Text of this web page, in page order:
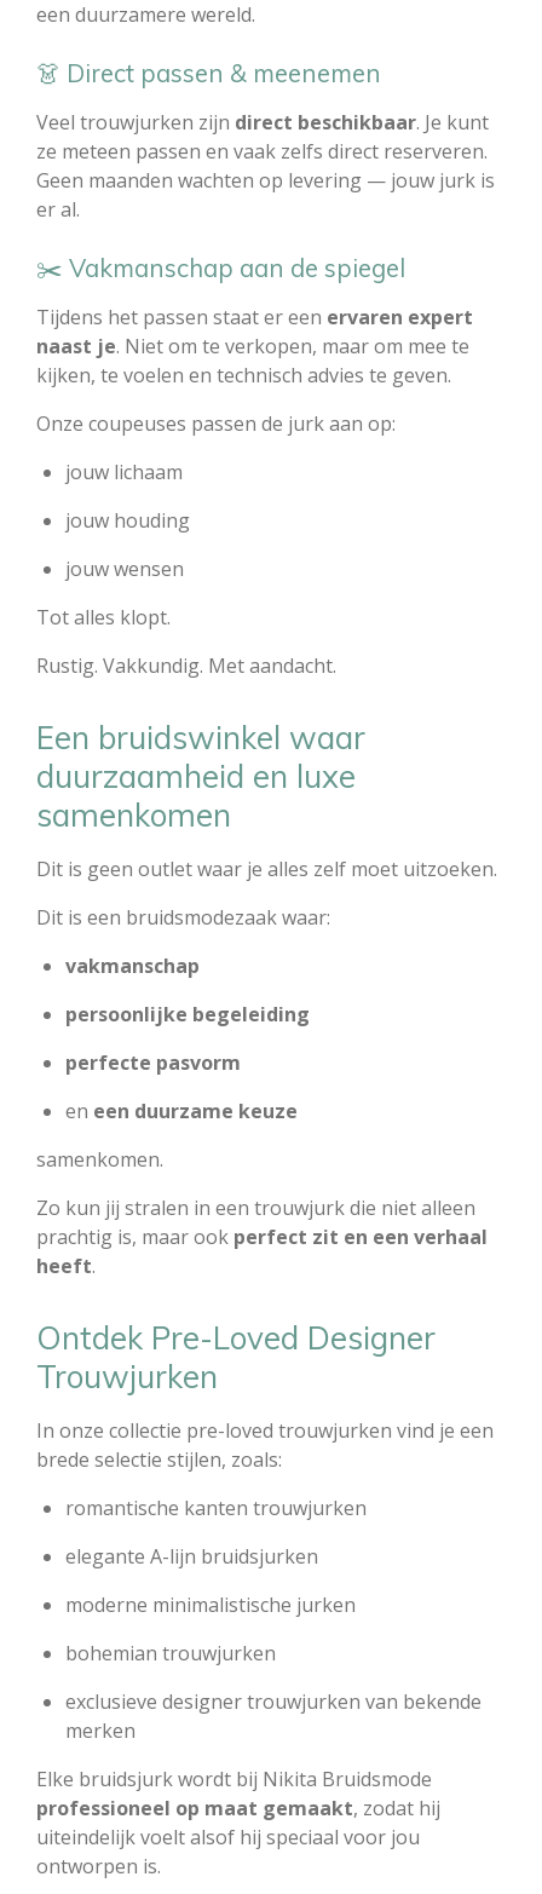
een duurzamere wereld.
👗 Direct passen & meenemen
Veel trouwjurken zijn direct beschikbaar. Je kunt
ze meteen passen en vaak zelfs direct reserveren.
Geen maanden wachten op levering — jouw jurk is
er al.
✂️ Vakmanschap aan de spiegel
Tijdens het passen staat er een ervaren expert
naast je. Niet om te verkopen, maar om mee te
kijken, te voelen en technisch advies te geven.
Onze coupeuses passen de jurk aan op:
jouw lichaam
jouw houding
jouw wensen
Tot alles klopt.
Rustig. Vakkundig. Met aandacht.
Een bruidswinkel waar
duurzaamheid en luxe
samenkomen
Dit is geen outlet waar je alles zelf moet uitzoeken.
Dit is een bruidsmodezaak waar:
vakmanschap
persoonlijke begeleiding
perfecte pasvorm
en een duurzame keuze
samenkomen.
Zo kun jij stralen in een trouwjurk die niet alleen
prachtig is, maar ook perfect zit en een verhaal
heeft.
Ontdek Pre-Loved Designer
Trouwjurken
In onze collectie pre-loved trouwjurken vind je een
brede selectie stijlen, zoals:
romantische kanten trouwjurken
elegante A-lijn bruidsjurken
moderne minimalistische jurken
bohemian trouwjurken
exclusieve designer trouwjurken van bekende
merken
Elke bruidsjurk wordt bij Nikita Bruidsmode
professioneel op maat gemaakt, zodat hij
uiteindelijk voelt alsof hij speciaal voor jou
ontworpen is.